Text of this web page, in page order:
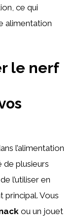
ce qui
alimentation
le nerf
l’alimentation
plusieurs
l’utiliser en
principal. Vous
ou un jouet